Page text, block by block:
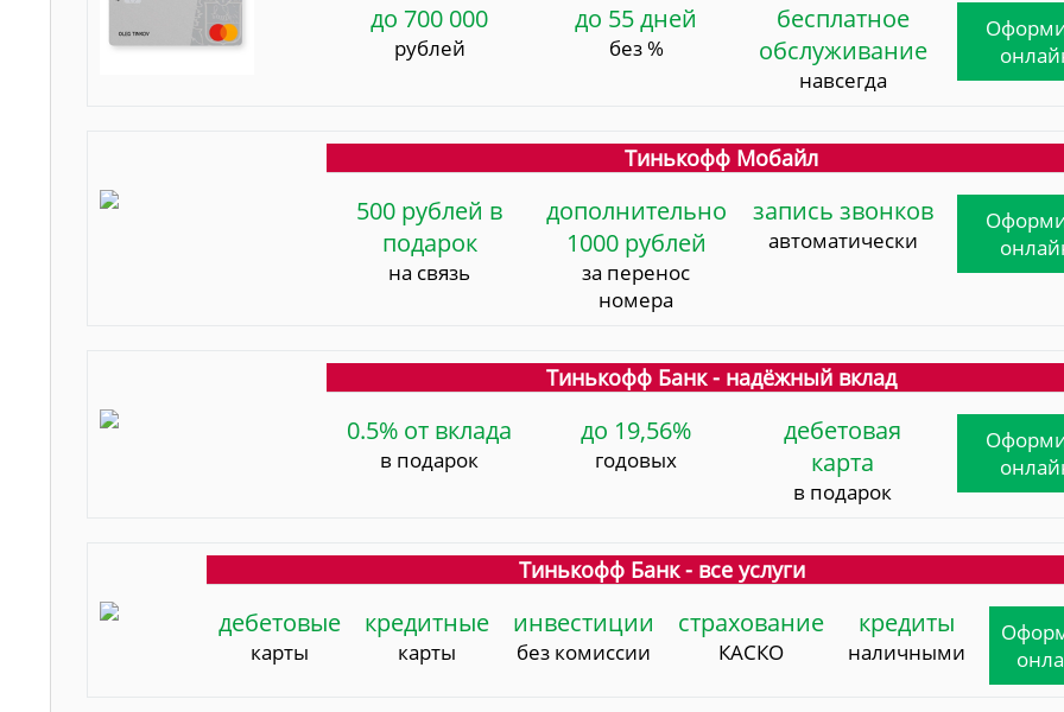
до 700 000
рублей
до 55 дней
без %
бесплатное
обслуживание
навсегда
Тинькофф Мобайл
500 рублей в
подарок
на связь
дополнительно
1000 рублей
за перенос
номера
запись звонков
автоматически
Тинькофф Банк - надёжный вклад
0.5% от вклада
в подарок
до 19,56%
годовых
дебетовая
карта
в подарок
Тинькофф Банк - все услуги
дебетовые
карты
кредитные
карты
инвестиции
без комиссии
страхование
КАСКО
кредиты
наличными